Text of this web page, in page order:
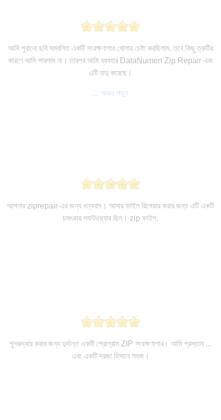
আমি পুরানো ছবি সম্বলিত একটি সংরক্ষণাগার খোলার চেষ্টা করছিলাম, তবে কিছু ত্রুটির
কারণে আমি পারলাম না। তারপর আমি ব্যবহার DataNumen Zip Repair এবং
এটি যাদু করেছে।
... আরও পড়ুন
আপনার ziprepair-এর জন্য ধন্যবাদ। আমার ফাইল রিপেয়ার করার জন্য এটি একটি
চমৎকার সফটওয়্যার ছিল। zip ফাইল.
পুনরুদ্ধার করার জন্য দুর্দান্ত একটি প্রোগ্রাম ZIP সংরক্ষণাগার। আমি প্রস্তাব ...
এবং একটি দরজা হিসাবে সহজ।